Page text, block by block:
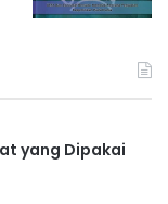
yang Dipakai